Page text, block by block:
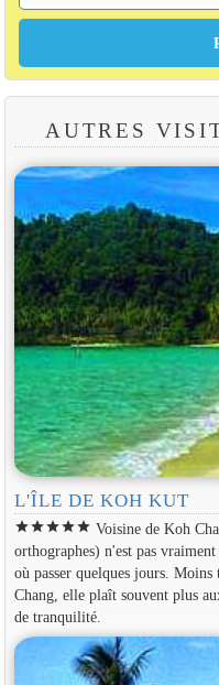
AUTRES
L'ÎLE DE KOH KUT
starstarstarstarstar Voisine de Koh
orthographes) n'est pas
où passer quelques jours.
Chang, elle plaît souvent plus
de tranquilité.